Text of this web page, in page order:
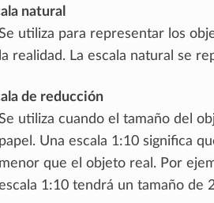
natural
utiliza para representar los
la realidad. La escala natural se
de reducción
utiliza cuando el tamaño del
papel. Una escala 1:10 significa
menor que el objeto real. Por
1:10 tendrá un tamaño de